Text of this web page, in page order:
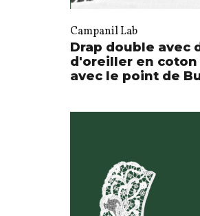
Campanil Lab
Drap double avec
d'oreiller en coton
avec le point de